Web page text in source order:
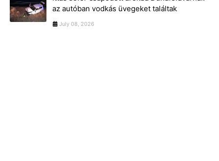
az autóban vodkás üvegeket találtak
July 08, 2026